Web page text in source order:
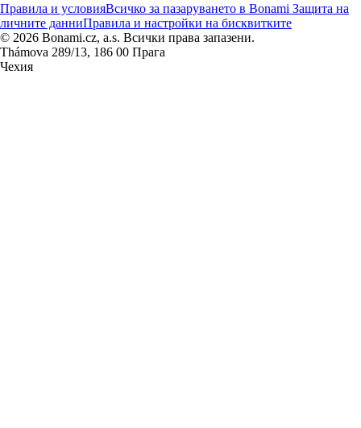
Правила и условияВсичко за пазаруването в Bonami Защита на
личните данниПравила и настройки на бисквитките
© 2026 Bonami.cz, a.s. Всички права запазени.
Thámova 289/13, 186 00 Прага
Чехия